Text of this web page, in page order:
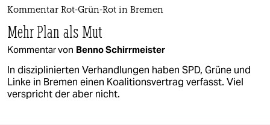
Kommentar Rot-Grün-Rot in Bremen
Mehr Plan als Mut
Kommentar von Benno Schirrmeister
In disziplinierten Verhandlungen haben SPD, Grüne und
Linke in Bremen einen Koalitionsvertrag verfasst. Viel
verspricht der aber nicht.